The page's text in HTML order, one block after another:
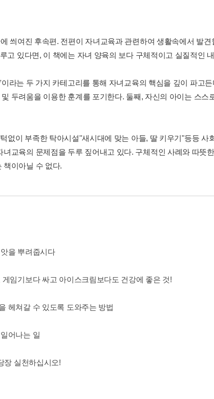
씌여진 후속편. 전편이 자녀교육과 관련하여 생활속에서 발견
고 있다면, 이 책에는 자녀 양육의 보다 구체적이고 실질적인
라는 두 가지 카테고리를 통해 자녀교육의 핵심을 깊이 파고
두려움을 이용한 훈계를 포기한다. 둘째, 자신의 아이는 스스
없이 부족한 탁아시설''새시대에 맞는 아들, 딸 키우기"등등 사
교육의 문제점을 두루 짚어내고 있다. 구체적인 사례와 따뜻
책이아닐 수 없다.
을 뿌려줍시다
임기보다 싸고 아이스크림보다도 건강에 좋은 것!
헤쳐갈 수 있도록 도와주는 방법
어나는 일
장 실천하십시오!